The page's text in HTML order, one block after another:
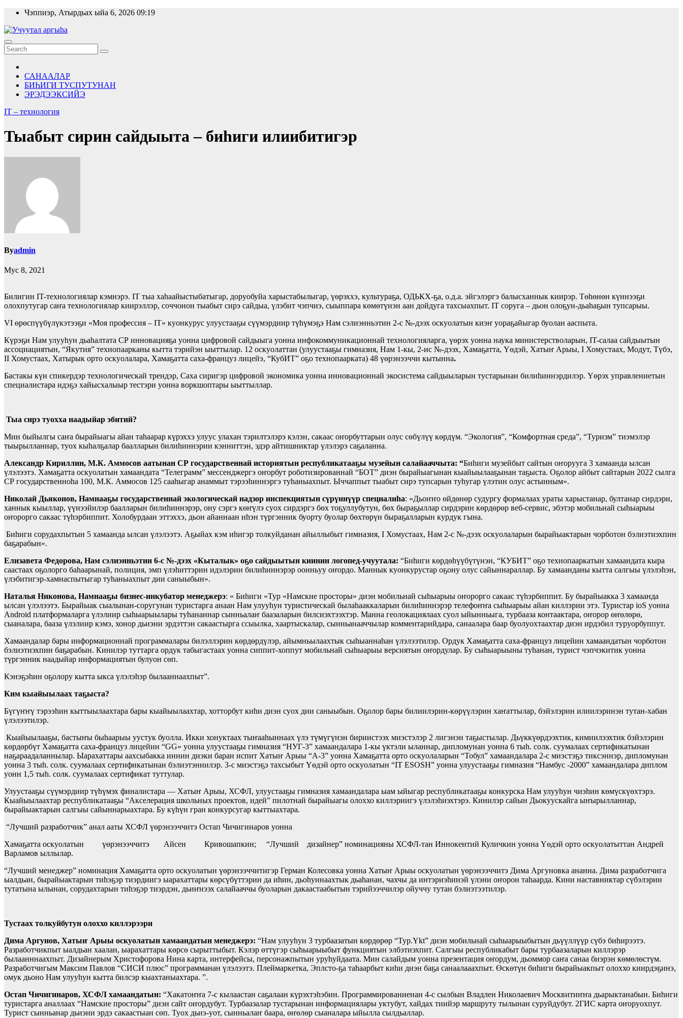
Skip
content
Чэппиэр, Атырдьах ыйа 6, 2026 09:19
САНААЛАР
БИҺИГИ ТУСПУТУНАН
ЭРЭДЭЭКСИЙЭ
IT – технология
Тыабыт сирин сайдыыта – биһиги илиибитигэр
Byadmin
Мус 8, 2021
Билигин IT-технологиялар кэмнэрэ. IT тыа хаһаайыстыбатыгар, доруобуйа харыстабылыгар, үөрэххэ, культураҕа, ОДЬКХ-ҕа, о.д.а. эйгэлэргэ балысханнык киирэр. Төһөнөн күннээҕи
олохпутугар саҥа технологиялар киирэллэр, соччонон тыабыт сирэ сайдыа, үлэбит чэпчиэ, сыыппара көмөтүнэн аан дойдуга тахсыахпыт. IT соруга – дьон олоҕун-дьаһаҕын тупсарыы.
VI өрөспүүбүлүкэтээҕи «Моя профессия – IT» куонкурус улуустааҕы сүүмэрдиир түһүмэҕэ Нам сэлиэнньэтин 2-с №-дээх оскуолатын киэҥ уораҕайыгар буолан ааспыта.
Күрэҕи Нам улууһун дьаһалтата СР инновацияҕа уонна цифровой сайдыыга уонна инфокоммуникационнай технологияларга, үөрэх уонна наука министерстволарын, IT-салаа сайдыытын
ассоциациятын, “Якутия” технопаарканы кытта тэрийэн ыыттылар. 12 оскуолаттан (улуустааҕы гимназия, Нам 1-кы, 2-ис №-дээх, Хамаҕатта, Үөдэй, Хатыҥ Арыы, I Хомустаах, Модут, Түбэ,
II Хомустаах, Хатырык орто оскуолалара, Хамаҕатта саха-француз лицейэ, “КубИТ” оҕо технопаарката) 48 үөрэнээччи кытынна.
Бастакы күн спикердэр технологическай трендэр, Саха сиригэр цифровой экономика уонна инновационнай экосистема сайдыыларын тустарынан билиһиннэрдилэр. Үөрэх управлениетын
специалистара идэҕэ хайысхалыыр тестэри уонна воркшоптары ыыттыллар.
Тыа сирэ туохха наадыйар эбитий?
Мин быйылгы саҥа бырайыагы айан таһаарар күрэххэ улуус улахан тэрилтэлэрэ кэлэн, сакаас оҥорбуттарын олус сөбүлүү көрдүм. “Экология”, “Комфортная среда”, “Туризм” тиэмэлэр
тыырылланнар, туох кыһалҕалар баалларын билиһиннэрии кэнниттэн, эдэр айтишниктар үлэлэрэ саҕаланна.
Александр Кириллин, М.К. Аммосов аатынан СР государственнай историятын республикатааҕы музейын салайааччыта: “Биһиги музейбыт сайтын оҥорууга 3 хамаанда ылсан
үлэлээтэ. Хамаҕатта оскуолатын хамаандата “Телеграмм” мессенджергэ оҥорбут роботизированнай “БОТ” диэн бырайыагынан кыайыылааҕынан таҕыста. Оҕолор айбыт сайтарын 2022 сылга
СР государственноһа 100, М.К. Аммосов 125 сааһыгар анаммыт тэрээһиннэргэ туһаныахпыт. Ыччаппыт тыабыт сирэ тупсарын туһугар үлэтин олус астынным».
Николай Дьяконов, Намнааҕы государственнай экологическай надзор инспекциятын сүрүннүүр специалиһа: «Дьоҥҥо өйдөнөр судургу формалаах ураты харыстанар, бултанар сирдэри,
ханнык кыыллар, үүнээйилэр баалларын билиһиннэрэр, ону сэргэ көҥүлэ суох сирдэргэ бөх тоҕуллубутун, бөх быраҕыллар сирдэрин көрдөрөр веб-сервис, эбэтэр мобильнай сыһыарыы
оҥорорго сакаас түһэрбиппит. Холобурдаан эттэххэ, дьон айаннаан иһэн түргэнник буорту буолар бөхтөрүн быраҕалларын курдук гына.
Биһиги сорудахпытын 5 хамаанда ылсан үлэлээтэ. Аҕыйах кэм иһигэр толкуйданан айыллыбыт гимназия, I Хомустаах, Нам 2-с №-дээх оскуолаларын бырайыактарын чорботон бэлиэтиэхпин
баҕарабын».
Елизавета Федорова, Нам сэлиэнньэтин 6-с №-дээх «Кыталык» оҕо сайдыытын киинин логопед-учуутала: “Биһиги көрдөһүүбүтүнэн, “КУБИТ” оҕо технопааркатын хамаандата кыра
саастаах оҕолорго баһаарынай, полиция, эмп үлэһиттэрин идэлэрин билиһиннэрэр оонньуу оҥордо. Маннык куонкурустар оҕону олус сайыннараллар. Бу хамаанданы кытта салгыы үлэлэһэн,
үлэбитигэр-хамнаспытыгар туһаныахпыт дии саныыбын».
Наталья Никонова, Намнааҕы бизнес-инкубатор менеджерэ: « Биһиги «Тур «Намские просторы» диэн мобильнай сыһыарыы оҥорорго сакаас түһэрбиппит. Бу бырайыакка 3 хамаанда
ылсан үлэлээтэ. Бырайыак сыалынан-соругунан туристарга анаан Нам улууһун туристическай былаһааккаларын билиһиннэрэр телефоҥҥа сыһыарыы айан киллэрии этэ. Туристар ioS уонна
Android платформаларга үлэлиир сыһыарыылары туһананнар сынньалаҥ баазаларын билсиэхтээхтэр. Манна геолокациялаах суол ыйынньыга, турбааза контаактара, оҥорор өҥөлөрө,
сыаналара, бааза үлэлиир кэмэ, хонор дьиэни эрдэттэн сакаастырга ссыылка, хаартыскалар, сынньанааччылар комментарийдара, санаалара баар буолуохтаахтар диэн ирдэбил туруорбуппут.
Хамаандалар бары информационнай программалары билэллэрин көрдөрдүлэр, айымньылаахтык сыһыаннаһан үлэлээтилэр. Ордук Хамаҕатта саха-француз лицейин хамаандатын чорботон
бэлиэтиэхпин баҕарабын. Кинилэр туттарга ордук табыгастаах уонна сиппит-хоппут мобильнай сыһыарыы версиятын оҥордулар. Бу сыһыарыыны туһанан, турист чэпчэкитик уонна
түргэнник наадыйар информациятын булуон сөп.
Кэнэҕэһин оҕолору кытта ыкса үлэлэһэр былааннаахпыт”.
Ким кыайыылаах таҕыста?
Бүгүҥҥү тэрээһин кыттыылаахтара бары кыайыылаахтар, хотторбут киһи диэн суох дии саныыбын. Оҕолор бары билиилэрин-көрүүлэрин хаҥаттылар, бэйэлэрин илиилэринэн тутан-хабан
үлэлээтилэр.
Кыайыылааҕы, бастыҥы быһаарыы уустук буолла. Икки хонуктаах тыҥааһыннаах үлэ түмүгүнэн бириистээх миэстэлэр 2 лигэнэн таҕыстылар. Дьүккүөрдээхтик, кимиилээхтик бэйэлэрин
көрдөрбүт Хамаҕатта саха-француз лицейин “GG» уонна улуустааҕы гимназия “НУГ-3” хамаандалара 1-кы үктэли ыланнар, дипломунан уонна 6 тыһ. солк. суумалаах сертификатынан
наҕараадаланнылар. Ыарахаттары аахсыбакка иннин диэки баран испит Хатыҥ Арыы “А-3” уонна Хамаҕатта орто оскуолаларын “Тобул” хамаандалара 2-с миэстэҕэ тиксэннэр, дипломунан
уонна 3 тыһ. солк. суумалаах сертификатынан бэлиэтэннилэр. 3-с миэстэҕэ тахсыбыт Үөдэй орто оскуолатын “IТ ESOSH” уонна улуустааҕы гимназия “Намбус -2000” хамаандалара диплом
уонн 1,5 тыһ. солк. суумалаах сертификат туттулар.
Улуустааҕы сүүмэрдиир түһүмэх финалистара — Хатыҥ Арыы, ХСФЛ, улуустааҕы гимназия хамаандалара ыам ыйыгар республикатааҕы конкурска Нам улууһун чиэһин көмүскүөхтэрэ.
Кыайыылаахтар республикатааҕы “Акселерация школьных проектов, идей” пилотнай бырайыагы олоххо киллэриигэ үлэлэһиэхтэрэ. Кинилэр сайын Дьокуускайга ыҥырылланнар,
бырайыактарын салгыы сайыннарыахтара. Бу күһүн гран конкурсугар кыттыахтара.
“Лучший разработчик” анал ааты ХСФЛ үөрэнээччитэ Остап Чичигинаров уонна
Хамаҕатта оскуолатын үөрэнээччитэ Айсен Кривошапкин; “Лучший дизайнер” номинацияны ХСФЛ-тан Иннокентий Куличкин уонна Үөдэй орто оскуолатыттан Андрей
Варламов ыллылар.
“Лучший менеджер” номинация Хамаҕатта орто оскуолатын үөрэнээччитигэр Герман Колесовка уонна Хатыҥ Арыы оскуолатын үөрэнээччитэ Дима Аргуновка ананна. Дима разработчига
ыалдьан, бырайыактарын тиһэҕэр тиэрдиигэ ыарахаттары көрсүбүттэрин да иһин, дьоһуннаахтык дьаһанан, чахчы да интэриэһинэй үлэни оҥорон таһаарда. Кини наставниктар сүбэлэрин
тутатына ылынан, сорудахтарын тиһэҕэр тиэрдэн, дьиҥнээх салайааччы буоларын дакаастаабытын тэрийээччилэр ойуччу тутан бэлиэтээтилэр.
Тустаах толкуйбутун олоххо киллэрээри
Дима Аргунов, Хатыҥ Арыы оскуолатын хамаандатын менеджерэ: “Нам улууһун 3 турбаазатын көрдөрөр “Тур.Ykt” диэн мобильнай сыһыарыыбытын дьүүллүүр сүбэ биһирээтэ.
Разработчикпыт ыалдьан хаалан, ыарахаттары көрсө сырыттыбыт. Кэлэр өттүгэр сыһыарыыбыт функциятын элбэтиэхпит. Салгыы республикабыт бары турбаазаларын киллэрэр
былаанннаахпыт. Дизайнерым Христофорова Нина карта, интерфейсы, персонажпытын уруһуйдаата. Мин салайдым уонна презентация оҥордум, дьоммор саҥа санаа биэрэн көмөлөстүм.
Разработчигым Максим Павлов “СИСИ плюс” программанан үлэлээтэ. Плеймаркетка, Эплсто-ҕа таһаарбыт киһи диэн баҕа санаалааахпыт. Өскөтүн биһиги бырайыакпыт олоххо киирдэҕинэ,
омук дьоно Нам улууһун кытта билсэр кыахтаныахтара. ”.
Остап Чичигинаров, ХСФЛ хамаандатын: “Хакатоҥҥа 7-с кылаастан саҕалаан күрэхтэһэбин. Программированиенан 4-с сылбын Владлен Николаевич Москвитиҥҥа дьарыктанабын. Биһиги
туристарга аналлаах “Намские просторы” диэн сайт оҥордубут. Турбаазалар тустарынан информациялары уктубут, хайдах тиийэр маршруту тылынан суруйдубут. 2ГИС карта оҥоруохпут.
Турист сынньанар дьиэни эрдэ сакаастыан сөп. Туох дьиэ-уот, сынньалаҥ баара, өҥөлөр сыаналара ыйылла сылдьаллар.